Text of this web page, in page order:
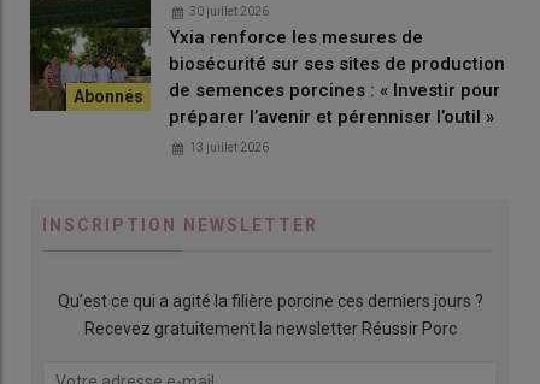
réalisant des essais pour le groupe, dans le Sud-Ouest
(naissage), en Mayenne (premier âge) et en Maine-et-Loire
(deuxième âge).
Une subvention de 10 euros par place d’engraissement à
l’installation est versée par Sanders Bretagne. Quant au suivi
l’approvisionnement en porcelets issus de la maternité
collective de la SCEA Porcs Lanvaux à Saint-Guyomard, dans le
30 juillet 2026
Yxia renforce les mesures de
biosécurité sur ses sites de production
de semences porcines : « Investir pour
préparer l’avenir et pérenniser l’outil »
13 juillet 2026
INSCRIPTION NEWSLETTER
Qu’est ce qui a agité la filière porcine ces derniers jours ?
Recevez gratuitement la newsletter Réussir Porc